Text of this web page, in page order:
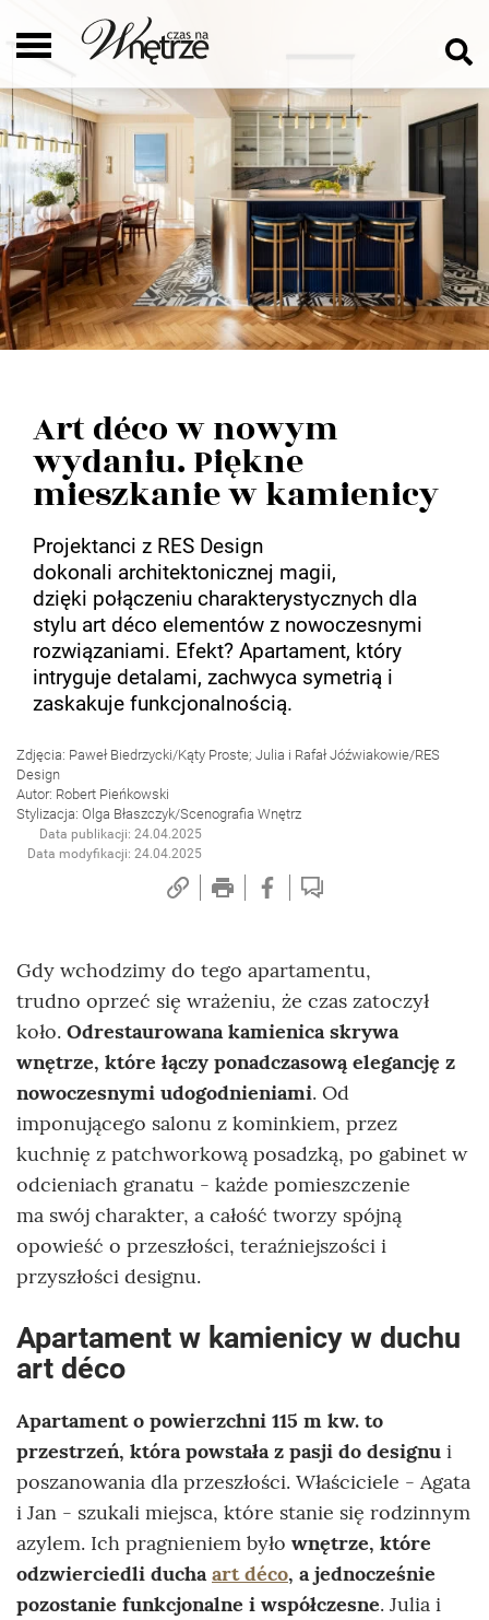
Art déco w nowym
wydaniu. Piękne
mieszkanie w kamienicy
Projektanci z RES Design
dokonali architektonicznej magii,
dzięki połączeniu charakterystycznych dla
stylu art déco elementów z nowoczesnymi
rozwiązaniami. Efekt? Apartament, który
intryguje detalami, zachwyca symetrią i
zaskakuje funkcjonalnością.
Zdjęcia: Paweł Biedrzycki/Kąty Proste; Julia i Rafał Jóźwiakowie/RES
Design
Autor: Robert Pieńkowski
Stylizacja: Olga Błaszczyk/Scenografia Wnętrz
Data publikacji: 24.04.2025
Data modyfikacji: 24.04.2025
Gdy wchodzimy do tego apartamentu,
trudno oprzeć się wrażeniu, że czas zatoczył
koło. Odrestaurowana kamienica skrywa
wnętrze, które łączy ponadczasową elegancję z
nowoczesnymi udogodnieniami. Od
imponującego salonu z kominkiem, przez
kuchnię z patchworkową posadzką, po gabinet w
odcieniach granatu - każde pomieszczenie
ma swój charakter, a całość tworzy spójną
opowieść o przeszłości, teraźniejszości i
przyszłości designu.
Apartament w kamienicy w duchu
art déco
Apartament o powierzchni 115 m kw. to
przestrzeń, która powstała z pasji do designu i
poszanowania dla przeszłości. Właściciele - Agata
i Jan - szukali miejsca, które stanie się rodzinnym
azylem. Ich pragnieniem było wnętrze, które
odzwierciedli duchaart déco, a jednocześnie
pozostanie funkcjonalne i współczesne. Julia i